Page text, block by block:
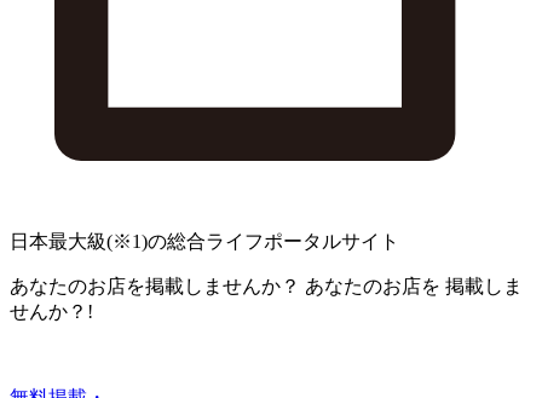
日本最大級(※1)の総合ライフポータルサイト
あなたのお店を掲載しませんか？ あなたのお店を 掲載しま
せんか？!